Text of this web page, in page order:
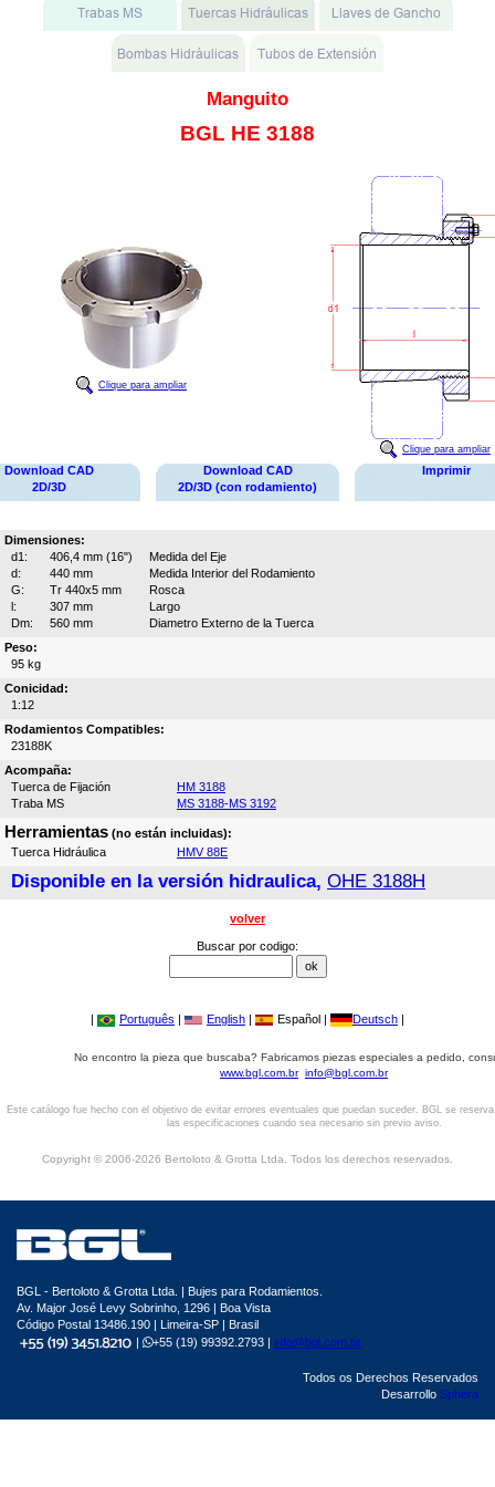
Manguito
BGL HE 3188
Clique para ampliar
Clique para ampliar
Download CAD
2D/3D
Download CAD
2D/3D (con rodamiento)
Imprimir
Dimensiones:
d1:
406,4 mm (16")
Medida del Eje
d:
440 mm
Medida Interior del Rodamiento
G:
Tr 440x5 mm
Rosca
l:
307 mm
Largo
Dm:
560 mm
Diametro Externo de la Tuerca
Peso:
95 kg
Conicidad:
1:12
Rodamientos Compatibles:
23188K
Acompaña:
Tuerca de Fijación
HM 3188
Traba MS
MS 3188-MS 3192
Herramientas (no están incluidas):
Tuerca Hidráulica
HMV 88E
Disponible en la versión hidraulica, OHE 3188H
volver
Buscar por codigo:
| Português | English | Español | Deutsch |
No encontro la pieza que buscaba? Fabricamos piezas especiales a pedido,
www.bgl.com.br info@bgl.com.br
Este catálogo fue hecho con el objetivo de evitar errores eventuales que puedan suceder. BGL se
las especificaciones cuando sea necesario sin previo aviso.
Copyright © 2006-2026 Bertoloto & Grotta Ltda. Todos los derechos reservados.
BGL - Bertoloto & Grotta Ltda. | Bujes para Rodamientos.
Av. Major José Levy Sobrinho, 1296 | Boa Vista
Código Postal 13486.190 | Limeira-SP | Brasil
|
+55 (19) 99392.2793 | info@bgl.com.br
Todos os Derechos Reservados
Desarrollo Sphera